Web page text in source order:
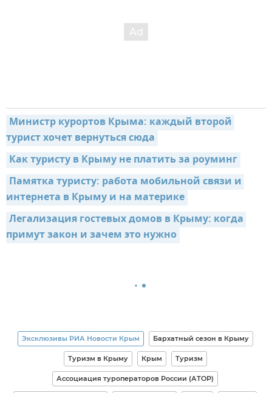
Министр курортов Крыма: каждый второй
турист хочет вернуться сюда
Как туристу в Крыму не платить за роуминг
Памятка туристу: работа мобильной связи и
интернета в Крыму и на материке
Легализация гостевых домов в Крыму: когда
примут закон и зачем это нужно
Эксклюзивы РИА Новости Крым Бархатный сезон в Крыму
Туризм в Крыму Крым Туризм
Ассоциация туроператоров России (АТОР)